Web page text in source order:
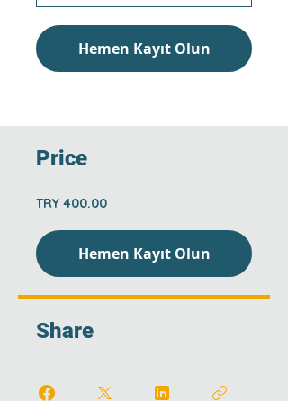
Hemen Kayıt Olun
Price
TRY 400.00
Hemen Kayıt Olun
Share